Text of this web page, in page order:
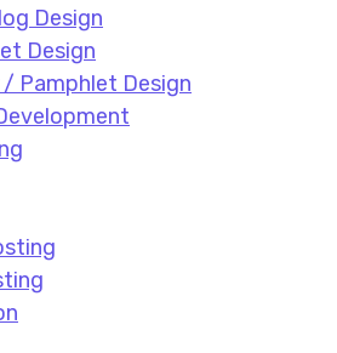
Design
Design
/ Pamphlet Design